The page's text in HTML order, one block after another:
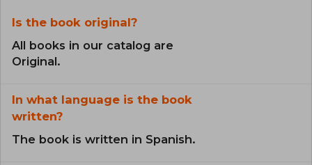
Is the book original?
All books in our catalog are
Original.
In what language is the book
written?
The book is written in Spanish.